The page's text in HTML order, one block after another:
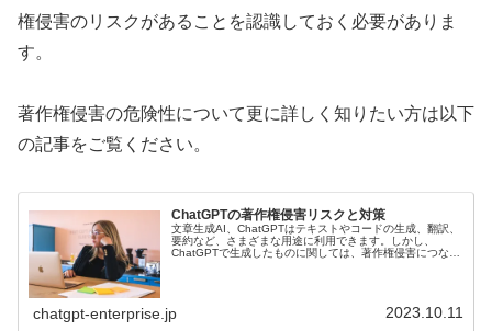
権侵害のリスクがあることを認識しておく必要がありま
す。
著作権侵害の危険性について更に詳しく知りたい方は以下
の記事をご覧ください。
ChatGPTの著作権侵害リスクと対策
文章生成AI、ChatGPTはテキストやコードの生成、翻訳、
要約など、さまざまな用途に利用できます。しかし、
ChatGPTで生成したものに関しては、著作権侵害につなが
chatgpt-enterprise.jp 2023.10.11